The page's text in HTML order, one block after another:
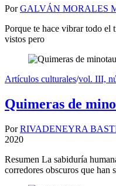
Por GALVÁN MORALES
Porque te hace vibrar todo el
vistos pero
Artículos culturales/vol. III,
Quimeras de
Por RIVADENEYRA
2020
Resumen La sabiduría
corredores obscuros que han